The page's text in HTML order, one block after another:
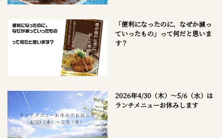
「便利になったのに、なぜか減っ
ていったもの」って何だと思いま
す？
2026年4/30（木）～5/6（水）は
ランチメニューお休みします